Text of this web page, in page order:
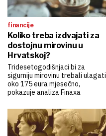
financije
Koliko treba izdvajati za
dostojnu mirovinu u
Hrvatskoj?
Tridesetogodišnjaci bi za
sigurniju mirovinu trebali ulagati
oko 175 eura mjesečno,
pokazuje analiza Finaxa